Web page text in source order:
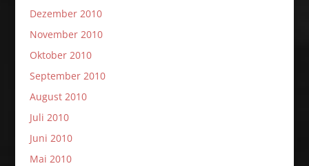
Dezember 2010
November 2010
Oktober 2010
September 2010
August 2010
Juli 2010
Juni 2010
Mai 2010